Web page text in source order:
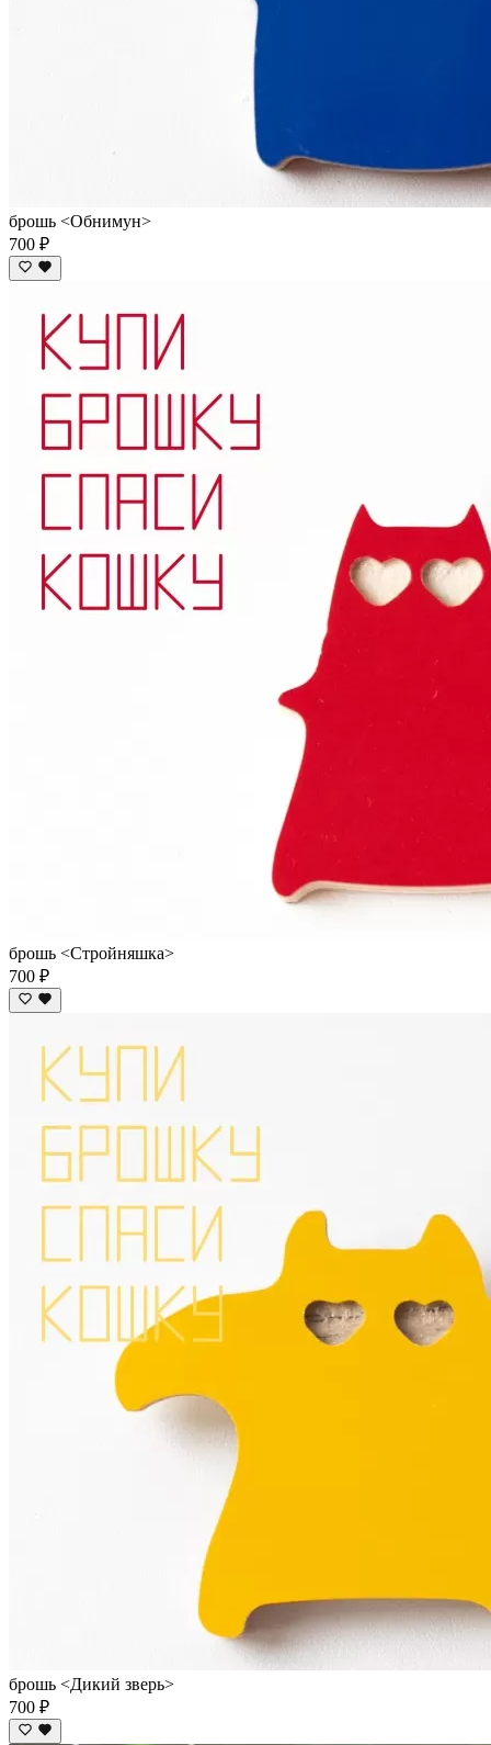
брошь <Обнимун>
700 ₽
брошь <Стройняшка>
700 ₽
брошь <Дикий зверь>
700 ₽